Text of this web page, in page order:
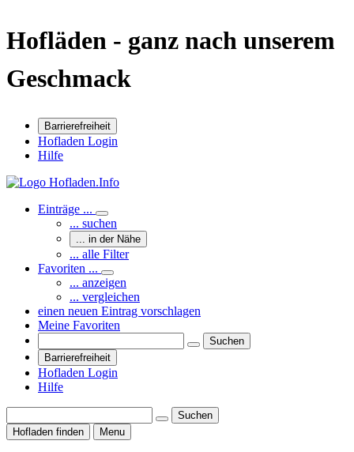
Hofläden - ganz nach unserem
Geschmack
Barrierefreiheit
Hofladen Login
Hilfe
Einträge ...
... suchen
... in der Nähe
... alle Filter
Favoriten ...
... anzeigen
... vergleichen
einen neuen Eintrag vorschlagen
Meine Favoriten
Suchen
Barrierefreiheit
Hofladen Login
Hilfe
Suchen
Hofladen finden
Menu